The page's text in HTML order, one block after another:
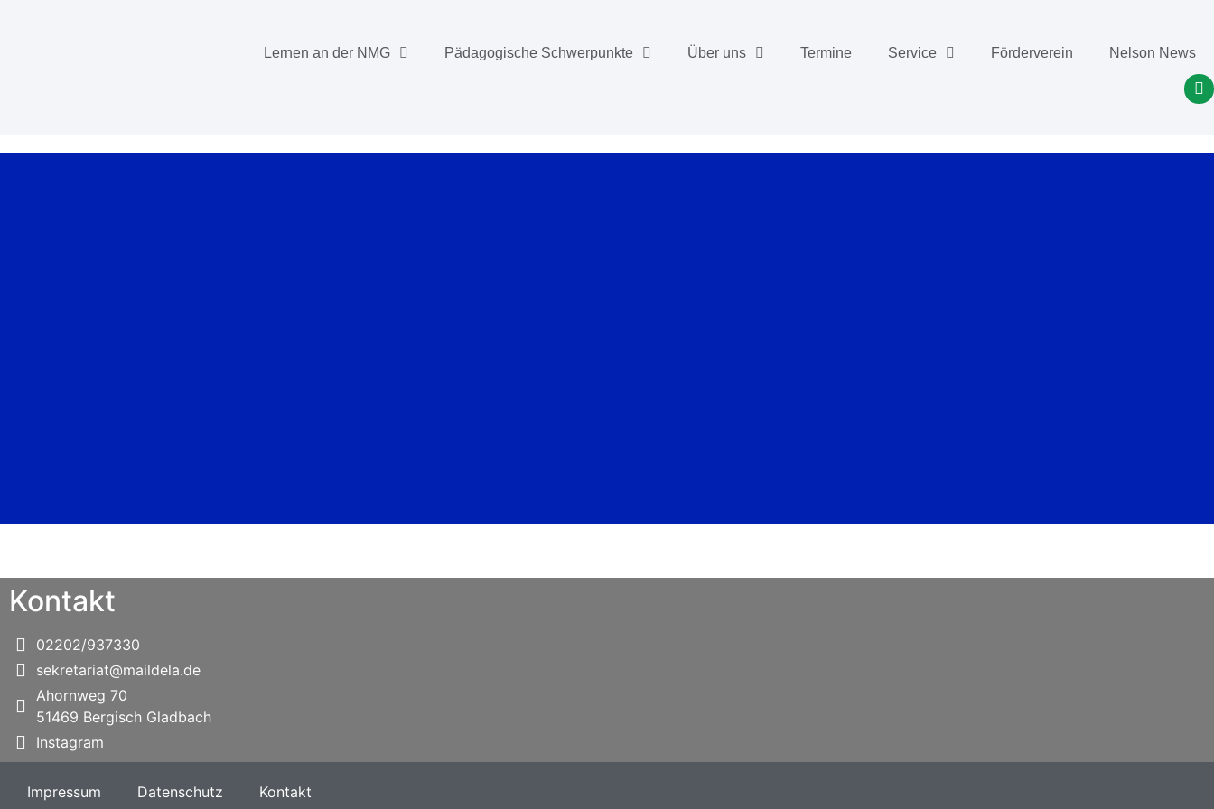
Lernen an der NMG Pädagogische Schwerpunkte Über uns Termine Service Förderverein Nelson News
Kontakt
02202/937330
sekretariat@maildela.de
Ahornweg 70
51469 Bergisch Gladbach
Instagram
Impressum Datenschutz Kontakt